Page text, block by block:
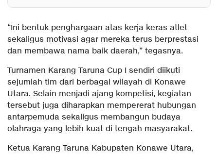
“Ini bentuk penghargaan atas kerja keras atlet
sekaligus motivasi agar mereka terus berprestasi
dan membawa nama baik daerah,” tegasnya.
Turnamen Karang Taruna Cup I sendiri diikuti
sejumlah tim dari berbagai wilayah di Konawe
Utara. Selain menjadi ajang kompetisi, kegiatan
tersebut juga diharapkan mempererat hubungan
antarpemuda sekaligus membangun budaya
olahraga yang lebih kuat di tengah masyarakat.
Ketua Karang Taruna Kabupaten Konawe Utara,